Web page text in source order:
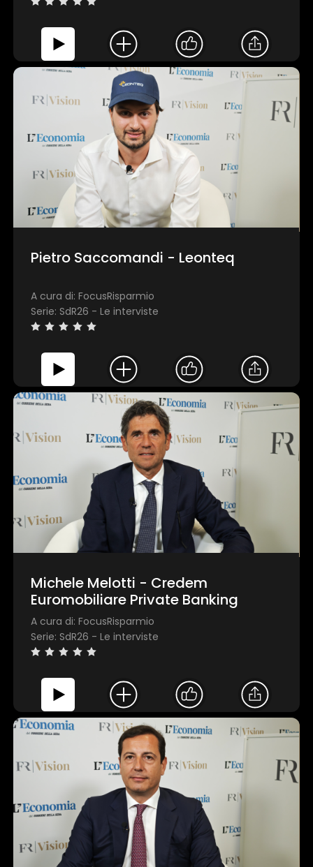
Pietro Saccomandi - Leonteq
A cura di: FocusRisparmio
Serie: SdR26 - Le interviste
Michele Melotti - Credem
Euromobiliare Private Banking
A cura di: FocusRisparmio
Serie: SdR26 - Le interviste